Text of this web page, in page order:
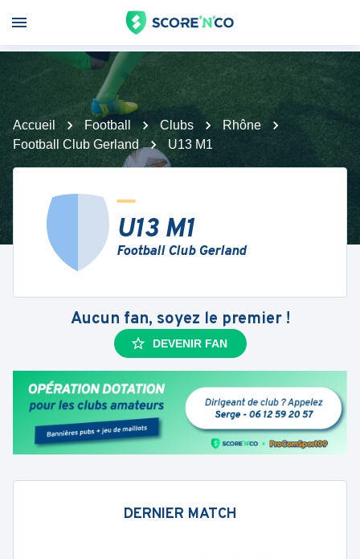
Accueil Football Clubs
Rhône
Football Club Gerland
U13 M1
U13 M1
Football Club Gerland
Aucun fan, soyez le premier !
DEVENIR FAN
DERNIER MATCH